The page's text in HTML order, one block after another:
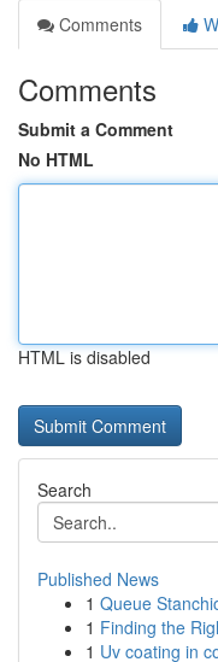
Comments
Comments
Submit a Comment
No HTML
HTML is disabled
Search
Published News
1 Queue
1 Finding the
1 Uv coating in